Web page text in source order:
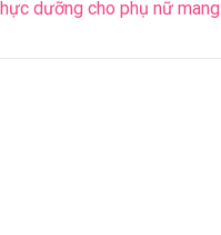
dưỡng cho phụ nữ